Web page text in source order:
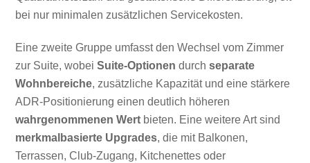
bei nur minimalen zusätzlichen Servicekosten.
Eine zweite Gruppe umfasst den Wechsel vom Zimmer
zur Suite, wobeiSuite-Optionen durchseparate
Wohnbereiche, zusätzliche Kapazität und eine stärkere
ADR-Positionierung einen deutlich höheren
wahrgenommenen Wert bieten. Eine weitere Art sind
merkmalbasierte Upgrades, die mit Balkonen,
Terrassen, Club-Zugang, Kitchenettes oder